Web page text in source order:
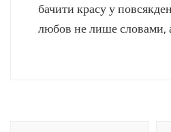
бачити красу у
любов не лише словами,